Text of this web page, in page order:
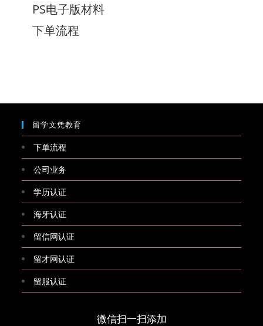
PS电子版材料
下单流程
留学文凭教育
下单流程
公司业务
学历认证
海牙认证
留信网认证
留才网认证
留服认证
微信扫一扫添加